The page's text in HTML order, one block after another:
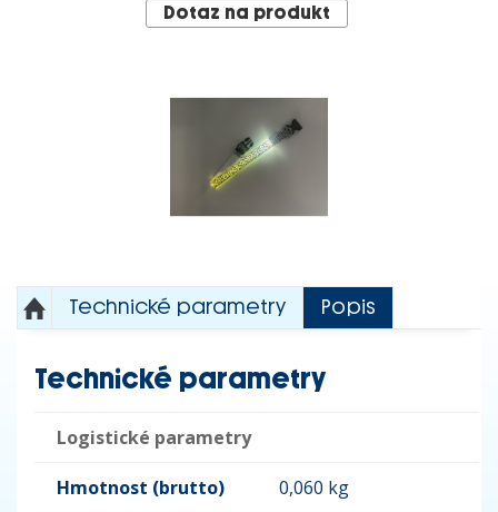
Dotaz na produkt
Technické parametry Popis
Technické parametry
Logistické parametry
Hmotnost (brutto) 0,060 kg